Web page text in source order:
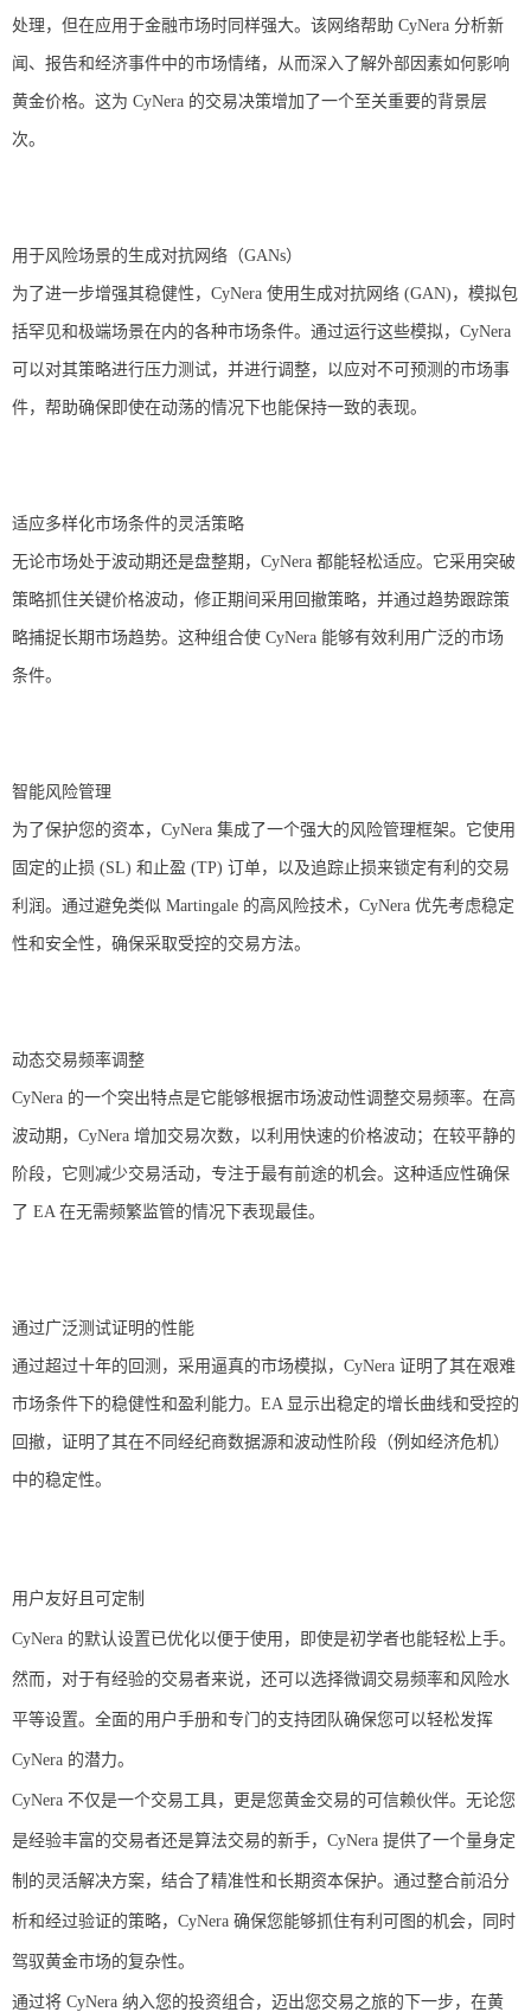
处理，但在应用于金融市场时同样强大。该网络帮助 CyNera 分析新
闻、报告和经济事件中的市场情绪，从而深入了解外部因素如何影响
黄金价格。这为 CyNera 的交易决策增加了一个至关重要的背景层
次。
用于风险场景的生成对抗网络（GANs）
为了进一步增强其稳健性，CyNera 使用生成对抗网络 (GAN)，模拟包
括罕见和极端场景在内的各种市场条件。通过运行这些模拟，CyNera
可以对其策略进行压力测试，并进行调整，以应对不可预测的市场事
件，帮助确保即使在动荡的情况下也能保持一致的表现。
适应多样化市场条件的灵活策略
无论市场处于波动期还是盘整期，CyNera 都能轻松适应。它采用突破
策略抓住关键价格波动，修正期间采用回撤策略，并通过趋势跟踪策
略捕捉长期市场趋势。这种组合使 CyNera 能够有效利用广泛的市场
条件。
智能风险管理
为了保护您的资本，CyNera 集成了一个强大的风险管理框架。它使用
固定的止损 (SL) 和止盈 (TP) 订单，以及追踪止损来锁定有利的交易
利润。通过避免类似 Martingale 的高风险技术，CyNera 优先考虑稳定
性和安全性，确保采取受控的交易方法。
动态交易频率调整
CyNera 的一个突出特点是它能够根据市场波动性调整交易频率。在高
波动期，CyNera 增加交易次数，以利用快速的价格波动；在较平静的
阶段，它则减少交易活动，专注于最有前途的机会。这种适应性确保
了 EA 在无需频繁监管的情况下表现最佳。
通过广泛测试证明的性能
通过超过十年的回测，采用逼真的市场模拟，CyNera 证明了其在艰难
市场条件下的稳健性和盈利能力。EA 显示出稳定的增长曲线和受控的
回撤，证明了其在不同经纪商数据源和波动性阶段（例如经济危机）
中的稳定性。
用户友好且可定制
CyNera 的默认设置已优化以便于使用，即使是初学者也能轻松上手。
然而，对于有经验的交易者来说，还可以选择微调交易频率和风险水
平等设置。全面的用户手册和专门的支持团队确保您可以轻松发挥
CyNera 的潜力。
CyNera 不仅是一个交易工具，更是您黄金交易的可信赖伙伴。无论您
是经验丰富的交易者还是算法交易的新手，CyNera 提供了一个量身定
制的灵活解决方案，结合了精准性和长期资本保护。通过整合前沿分
析和经过验证的策略，CyNera 确保您能够抓住有利可图的机会，同时
驾驭黄金市场的复杂性。
通过将 CyNera 纳入您的投资组合，迈出您交易之旅的下一步，在黄